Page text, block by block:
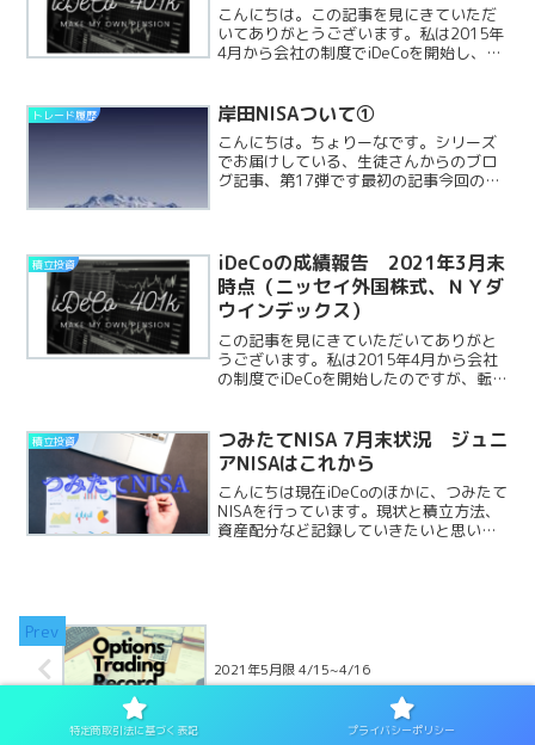
こんにちは。この記事を見にきていただ
いてありがとうございます。私は2015年
4月から会社の制度でiDeCoを開始し、転
額の23000円で毎月拠出しています。私
の考ReadMore...
トレード履歴 岸田NISAついて①
こんにちは。ちょりーなです。シリーズ
でお届けしている、生徒さんからのブロ
グ記事、第17弾です最初の記事今回の内
題の新NISA‼ReadMore...
積立投資
iDeCoの成績報告 2021年3月末
時点（ニッセイ外国株式、ＮＹダ
ウインデックス）
この記事を見にきていただいてありがと
うございます。私は2015年4月から会社
の制度でiDeCoを開始したのですが、転職
の勤務先は退職金・年金はないので満額
の23000円ReadMore...
積立投資
つみたてNISA 7月末状況 ジュニ
アNISAはこれから
こんにちは現在iDeCoのほかに、つみたて
NISAを行っています。現状と積立方法、
資産配分など記録していきたいと思いま
2021年5月限 4/15~4/16
特定商取引法に基づく表記 プライバシーポリシー